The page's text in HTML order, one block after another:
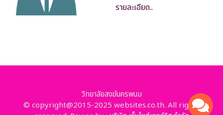
รายละเอียด..
วิทยาลัยสงฆ์นครพนม
© copyright@2015-2025 websites.co.th. All rights